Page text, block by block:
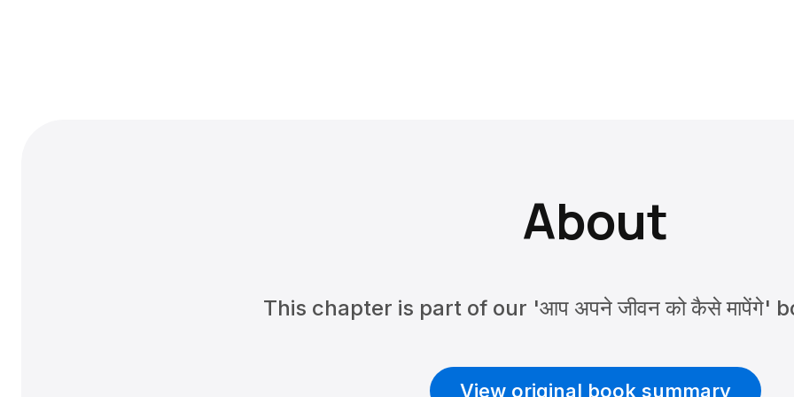
About
This chapter is part of our 'आप अपने जीवन को कैसे मापेंगे'
View original book summary